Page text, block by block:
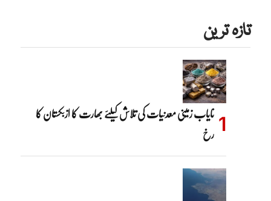
تازہ ترین
نایاب زمینی معدنیات کی تلاش کیلئے بھارت کا ازبکستان کا
رخ